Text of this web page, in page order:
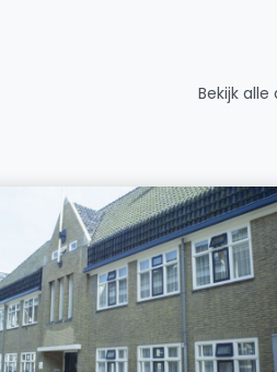
Bekijk alle